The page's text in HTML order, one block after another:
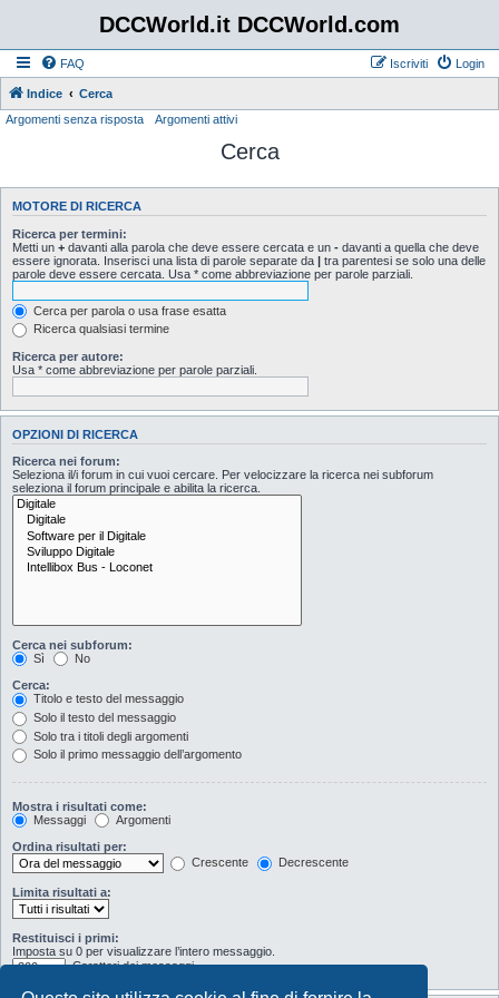
DCCWorld.it DCCWorld.com
FAQ Login
Iscriviti
Indice
Cerca
Argomenti senza risposta
Argomenti attivi
Cerca
MOTORE DI RICERCA
Ricerca per termini:
Metti un + davanti alla parola che deve essere cercata e un - davanti a quella che deve
essere ignorata. Inserisci una lista di parole separate da | tra parentesi se solo una delle
parole deve essere cercata. Usa * come abbreviazione per parole parziali.
Cerca per parola o usa frase esatta
Ricerca qualsiasi termine
Ricerca per autore:
Usa * come abbreviazione per parole parziali.
OPZIONI DI RICERCA
Ricerca nei forum:
Seleziona il/i forum in cui vuoi cercare. Per velocizzare la ricerca nei subforum
seleziona il forum principale e abilita la ricerca.
Cerca nei subforum:
Sì
No
Cerca:
Titolo e testo del messaggio
Solo il testo del messaggio
Solo tra i titoli degli argomenti
Solo il primo messaggio dell’argomento
Mostra i risultati come:
Messaggi
Argomenti
Ordina risultati per:
Crescente
Decrescente
Limita risultati a:
Restituisci i primi:
Imposta su 0 per visualizzare l’intero messaggio.
Caratteri dei messaggi